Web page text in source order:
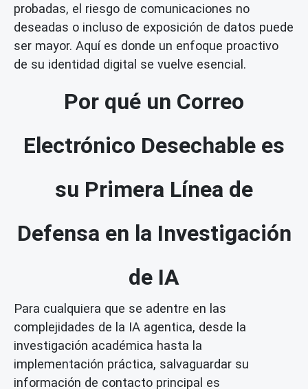
probadas, el riesgo de comunicaciones no
deseadas o incluso de exposición de datos puede
ser mayor. Aquí es donde un enfoque proactivo
de su identidad digital se vuelve esencial.
Por qué un Correo
Electrónico Desechable es
su Primera Línea de
Defensa en la Investigación
de IA
Para cualquiera que se adentre en las
complejidades de la IA agentica, desde la
investigación académica hasta la
implementación práctica, salvaguardar su
información de contacto principal es